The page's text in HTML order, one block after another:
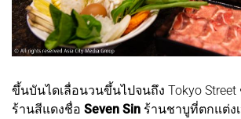
ขึ้นบันไดเลื่อนวนขึ้นไปจนถึง Tokyo
ร้านสีแดงชื่อ Seven Sin ร้านชาบูที่ตกแต่ง